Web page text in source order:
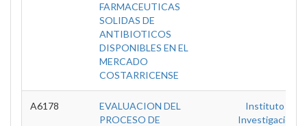
FARMACEUTICAS
SOLIDAS DE
ANTIBIOTICOS
DISPONIBLES EN EL
MERCADO
COSTARRICENSE
A6178
EVALUACION DEL
PROCESO DE
Instituto De
Investigaciones